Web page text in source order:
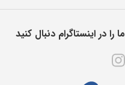
ما را در اینستاگرام دنبال کنید